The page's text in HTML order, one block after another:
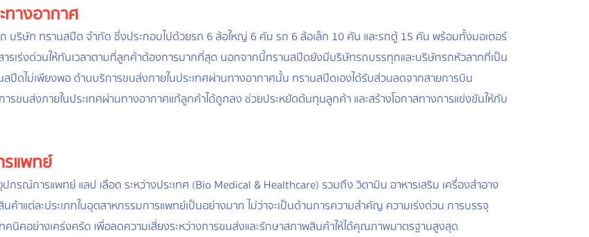
ทางอากาศ
บริษัท ทรานสปีด จำกัด ซึ่งประกอบไปด้วยรถ 6 ล้อใหญ่ 6 คัน รถ 6 ล้อเล็ก 10 คัน และรถตู้ 15 คัน พร้อมทั้งมอเตอร์
รเร่งด่วนให้ทันเวลาตามที่ลูกค้าต้องการมากที่สุด นอกจากนี้ทรานสปีดยังมีบริษัทรถบรรทุกและบริษัทรถหัวลากที่เป็น
ไม่เพียงพอ ด้านบริการขนส่งภายในประเทศผ่านทางอากาศนั้น ทรานสปีดเองได้รับส่วนลดจากสายการบิน
รขนส่งภายในประเทศผ่านทางอากาศแก้ลูกค้าได้ถูกลง ช่วยประหยัดต้นทุนลูกค้า และสร้างโอกาสทางการแข่งขันให้กับ
รแพทย์
ณ์การแพทย์ แลป เลือด ระหว่างประเทศ (Bio Medical & Healthcare) รวมถึง วิตามิน อาหารเสริม เครื่องสำอาง
าแต่ละประเภทในอุตสาหกรรมการแพทย์เป็นอย่างมาก ไม่ว่าจะเป็นด้านการความสำคัญ ความเร่งด่วน การบรรจุ
นิคอย่างเคร่งครัด เพื่อลดความเสี่ยงระหว่างการขนส่งและรักษาสภาพสินค้าให้ได้คุณภาพมาตรฐานสูงสุด